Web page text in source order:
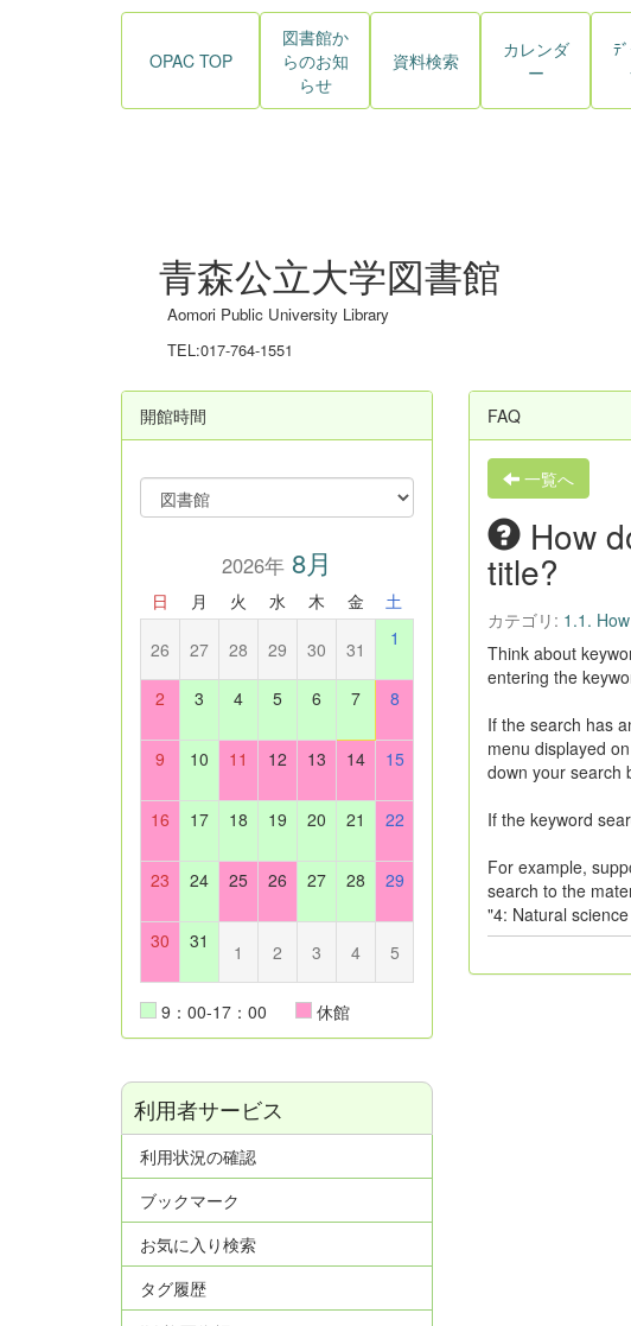
OPAC TOP
図書館か
らのお知
らせ
資料検索
カレンダ
ー
ﾃ
青森公立大学図書館
Aomori Public University Library
TEL:017-764-1551
FAQ
一覧へ
How
title?
カテゴリ: 1.1.
Think about
entering the
If the search has
menu displayed
down your search
If the keyword
For example,
search to the
"4: Natural
開館時間
2026年8月
日 月 火 水 木 金 土
26 27 28 29 30 31 1
2 3 4 5 6 7 8
9 10 11 12 13 14 15
16 17 18 19 20 21 22
23 24 25 26 27 28 29
30 31 1 2 3 4 5
9：00-17：00 休館
利用者サービス
利用状況の確認
ブックマーク
お気に入り検索
タグ履歴